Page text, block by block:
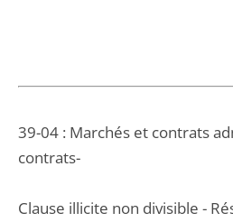
39-04 : Marchés et contrats
contrats-
Clause illicite non divisible -